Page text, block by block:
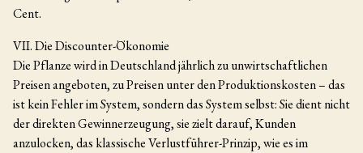
Cent.
VII. Die Discounter-Ökonomie
Die Pflanze wird in Deutschland jährlich zu unwirtschaftlichen
Preisen angeboten, zu Preisen unter den Produktionskosten – das
ist kein Fehler im System, sondern das System selbst: Sie dient nicht
der direkten Gewinnerzeugung, sie zielt darauf, Kunden
anzulocken, das klassische Verlustführer-Prinzip, wie es im